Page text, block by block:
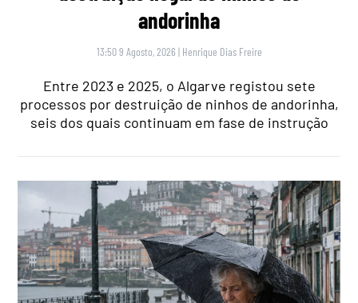
andorinha
13:50 9 Agosto, 2026 | Henrique Dias Freire
Entre 2023 e 2025, o Algarve registou sete
processos por destruição de ninhos de andorinha,
seis dos quais continuam em fase de instrução